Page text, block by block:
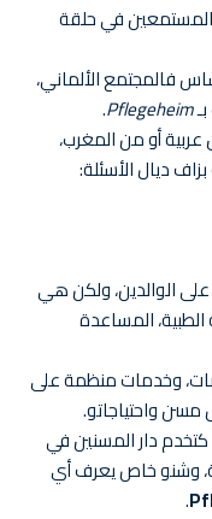
المستمعين في حلقة
فالمجتمع الألماني،
Pflegeheim
.
أو من المغرب،
ديال الأسئلة:
على الوالدين، ولكن هي
المساعدة
وخدمات منظمة على
واحتياجاتو.
دار المسنين في
وشنو خاص يعرف أي
.